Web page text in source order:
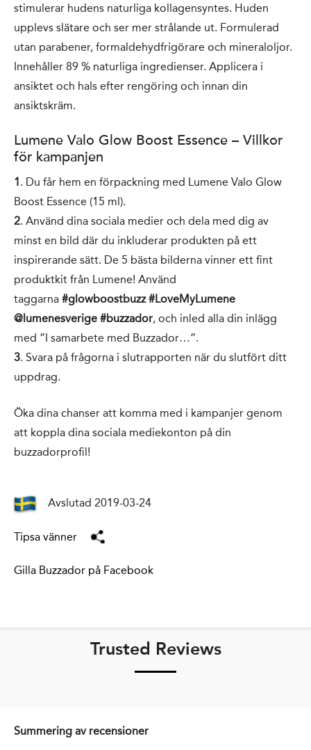
stimulerar hudens naturliga kollagensyntes. Huden
upplevs slätare och ser mer strålande ut. Formulerad
utan parabener, formaldehydfrigörare och mineraloljor.
Innehåller 89 % naturliga ingredienser. Applicera i
ansiktet och hals efter rengöring och innan din
ansiktskräm.
Lumene Valo Glow Boost Essence – Villkor
för kampanjen
1. Du får hem en förpackning med Lumene Valo Glow
Boost Essence (15 ml).
2. Använd dina sociala medier och dela med dig av
minst en bild där du inkluderar produkten på ett
inspirerande sätt. De 5 bästa bilderna vinner ett fint
produktkit från Lumene! Använd
taggarna #glowboostbuzz #LoveMyLumene
@lumenesverige #buzzador, och inled alla din inlägg
med ”I samarbete med Buzzador…”.
3. Svara på frågorna i slutrapporten när du slutfört ditt
uppdrag.
Öka dina chanser att komma med i kampanjer genom
att koppla dina sociala mediekonton på din
buzzadorprofil!
Avslutad 2019-03-24
Tipsa vänner
Gilla Buzzador på Facebook
Trusted Reviews
Summering av recensioner